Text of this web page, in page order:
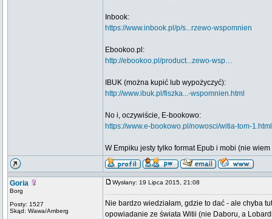
Inbook:
https://www.inbook.pl/p/s...rzewo-wspomnien
Ebookoo.pl:
http://ebookoo.pl/product...zewo-wsp…
IBUK (można kupić lub wypożyczyć):
http://www.ibuk.pl/fiszka...-wspomnien.html
No i, oczywiście, E-bookowo:
https://www.e-bookowo.pl/nowosci/witia-tom-1.html
W Empiku jesty tylko format Epub i mobi (nie
Goria
Borg
Posty: 1527
Skąd: Wawa/Amberg
Wysłany: 19 Lipca 2015, 21:08
Nie bardzo wiedziałam, gdzie to dać - ale chyba
opowiadanie ze świata Witii (nie Daboru, a